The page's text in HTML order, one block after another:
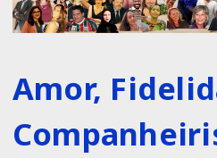
Amor,